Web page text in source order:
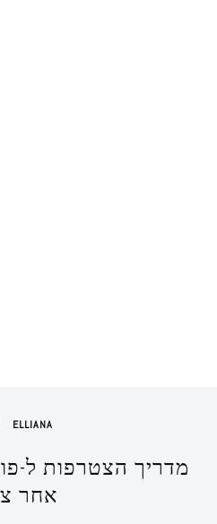
ELLIANA
מדריך הצטרפות ל-
אחר